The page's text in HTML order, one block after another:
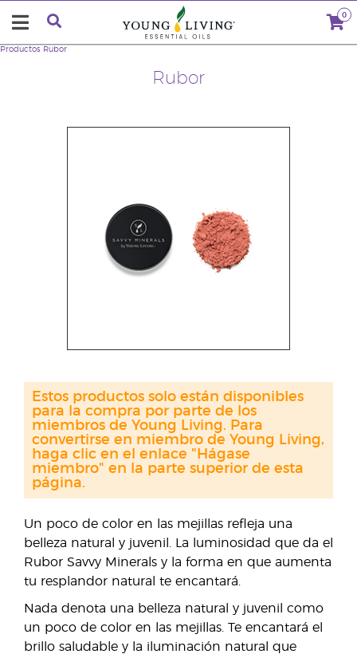
0
Rubor
Productos Rubor
Un poco de color en las mejillas refleja una
belleza natural y juvenil. La luminosidad que da el
Rubor Savvy Minerals y la forma en que aumenta
tu resplandor natural te encantará.
Nada denota una belleza natural y juvenil como
un poco de color en las mejillas. Te encantará el
brillo saludable y la iluminación natural que
Estos productos solo están disponibles
para la compra por parte de los
miembros de Young Living. Para
convertirse en miembro de Young Living,
haga clic en el enlace "Hágase
miembro" en la parte superior de esta
página.